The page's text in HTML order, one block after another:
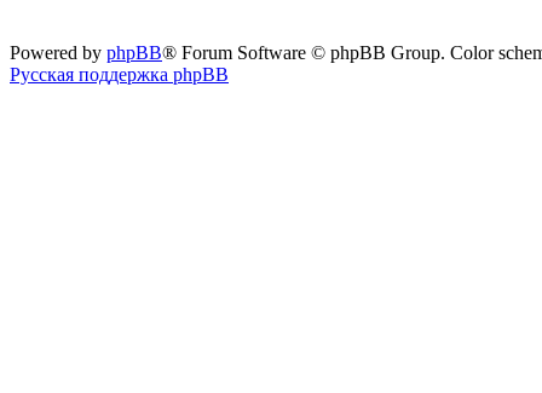
Powered by phpBB® Forum Software © phpBB Group. Color
Русская поддержка phpBB